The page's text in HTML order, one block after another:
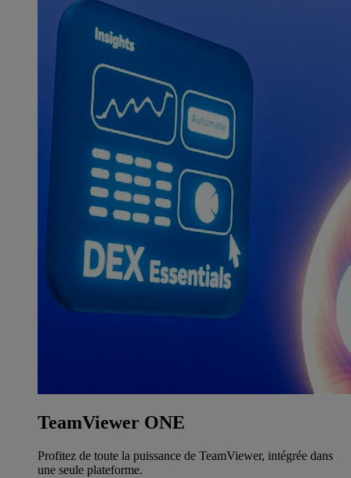
TeamViewer ONE
Profitez de toute la puissance de TeamViewer, intégrée dans
une seule plateforme.